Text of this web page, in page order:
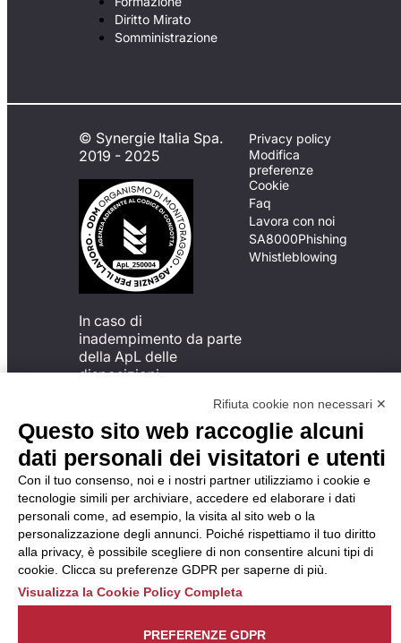
Diritto Mirato
Somministrazione
© Synergie Italia Spa.
2019 - 2025
In caso di
inadempimento da parte
della ApL delle
disposizioni
possibile presentare un
reclamo
all’Organismo di
Monitoraggio utilizzando
una delle modalità
descritte al seguente
indirizzo web
https://odm-
agenzielavoro.it/reclami/.
Privacy policy
Modifica
preferenze
Cookie
Faq
Lavora con noi
SA8000Phishing
Whistleblowing
Rifiuta cookie non necessari ✕
Questo sito web raccoglie alcuni
dati personali dei visitatori e utenti
Con il tuo consenso, noi e i nostri partner utilizziamo i cookie e
tecnologie simili per archiviare, accedere ed elaborare i dati
personali come, ad esempio, la visita al sito web o la
personalizzazione degli annunci. Poiché rispettiamo il tuo diritto
alla privacy, è possibile scegliere di non consentire alcuni tipi di
cookie. Clicca su preferenze GDPR per saperne di più.
Visualizza la Cookie Policy Completa
PREFERENZE GDPR